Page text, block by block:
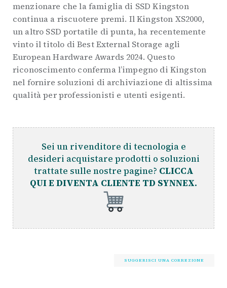
menzionare che la famiglia di SSD Kingston
continua a riscuotere premi. Il Kingston XS2000,
un altro SSD portatile di punta, ha recentemente
vinto il titolo di Best External Storage agli
European Hardware Awards 2024. Questo
riconoscimento conferma l’impegno di Kingston
nel fornire soluzioni di archiviazione di altissima
qualità per professionisti e utenti esigenti.
Sei un rivenditore di tecnologia e
desideri acquistare prodotti o soluzioni
trattate sulle nostre pagine? CLICCA
QUI E DIVENTA CLIENTE TD SYNNEX.
SUGGERISCI UNA CORREZIONE